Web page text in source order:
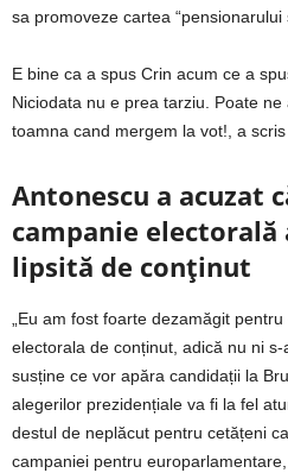
sa promoveze cartea “pensionarului
E bine ca a spus Crin acum ce a
Niciodata nu e prea tarziu. Poate
toamna cand mergem la vot!, a
Antonescu a acuzat
campanie electorală
lipsită de conținut
„Eu am fost foarte dezamăgit
electorala de conținut, adică nu ni
susține ce vor apăra candidații la
alegerilor prezidențiale va fi la fel
destul de neplăcut pentru cetățeni
campaniei pentru